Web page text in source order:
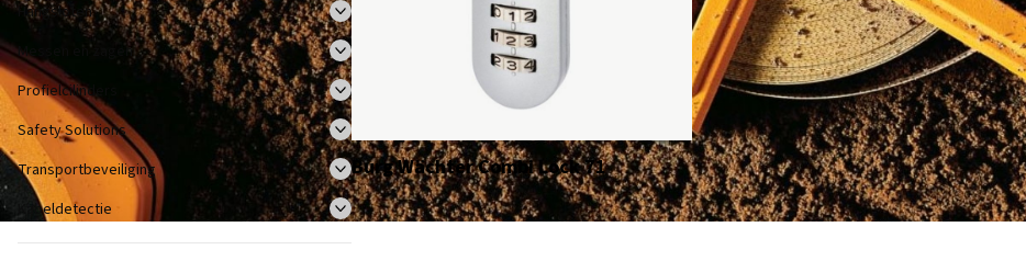
Hangsloten
Messen en zagen
Profielcilinders
Safety Solutions
Transportbeveiliging
Kabeldetectie
Burg Wächter Combi Lock 71